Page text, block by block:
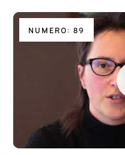
NUMERO: 89